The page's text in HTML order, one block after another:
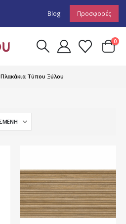
Blog Προσφορές
0
Πλακάκια Τύπου Ξύλου